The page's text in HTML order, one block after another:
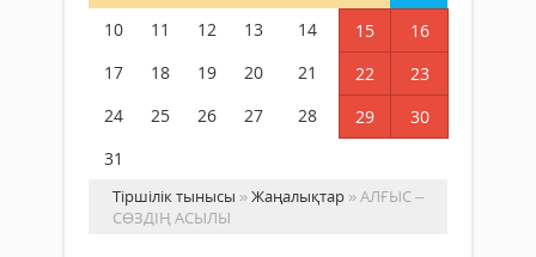
10
11 12 13 14 15
16
17
18 19 20 21 22
23
24
25 26 27 28 29
30
31
Тіршілік тынысы »Жаңалықтар » АЛҒЫС –
СӨЗДІҢ АСЫЛЫ